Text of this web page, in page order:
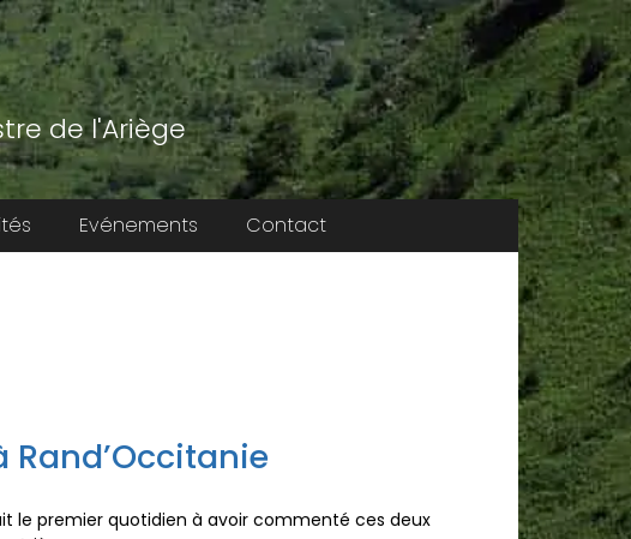
de l'Ariège
Evénements Contact
Rand’Occitanie
le premier quotidien à avoir commenté ces deux